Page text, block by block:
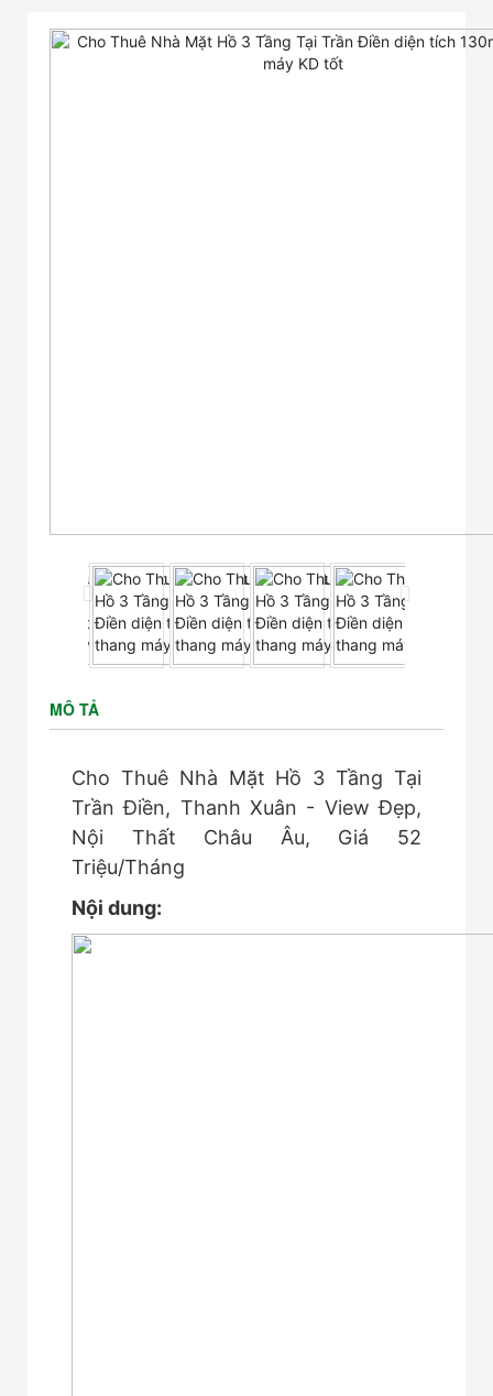
MÔ TẢ
Cho Thuê Nhà Mặt Hồ 3 Tầng Tại
Trần Điền, Thanh Xuân - View Đẹp,
Nội Thất Châu Âu, Giá 52
Triệu/Tháng
Nội dung: